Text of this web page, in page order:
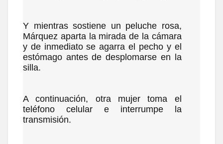
Y mientras sostiene un peluche rosa,
Márquez aparta la mirada de la cámara
y de inmediato se agarra el pecho y el
estómago antes de desplomarse en la
silla.
A continuación, otra mujer toma el
teléfono celular e interrumpe la
transmisión.